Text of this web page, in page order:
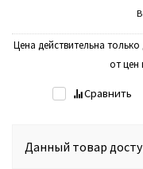
Цена действительна
от цен
Сравнить
Данный товар